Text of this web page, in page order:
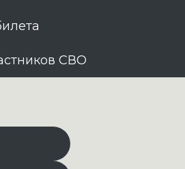
СВО